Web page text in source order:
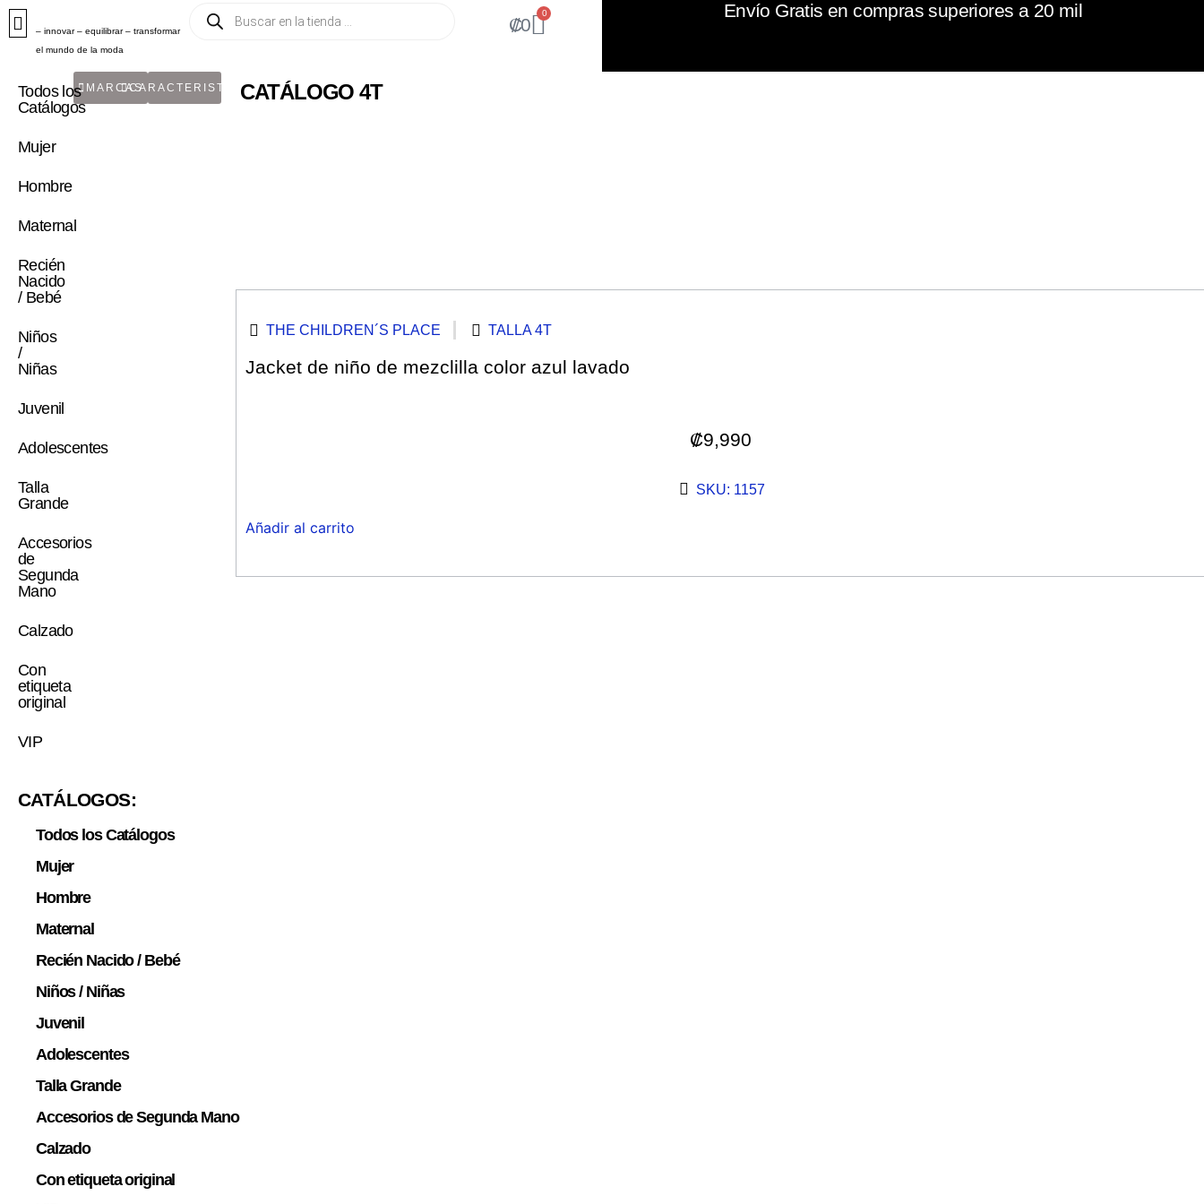
– innovar – equilibrar – transformar
el mundo de la moda
₡0
0 Envío Gratis en compras superiores a 20 mil
Todos los
Catálogos
Mujer
Hombre
Maternal
Recién
Nacido
/ Bebé
Niños
/
Niñas
Juvenil
Adolescentes
Talla
Grande
Accesorios
de
Segunda
Mano
Calzado
Con
etiqueta
original
VIP
MARCASCARACTERISTICACATÁLOGO 4T
THE CHILDREN´S PLACE TALLA 4T
Jacket de niño de mezclilla color azul lavado
₡9,990
SKU: 1157
Añadir al carrito
CATÁLOGOS:
Todos los Catálogos
Mujer
Hombre
Maternal
Recién Nacido / Bebé
Niños / Niñas
Juvenil
Adolescentes
Talla Grande
Accesorios de Segunda Mano
Calzado
Con etiqueta original